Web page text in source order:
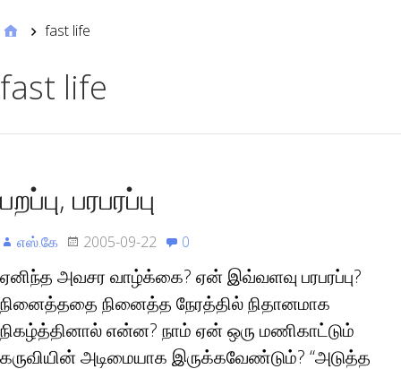
fast life
fast life
பறப்பு, பரபரப்பு
எஸ்.கே 2005-09-22 0
ஏனிந்த அவசர வாழ்க்கை? ஏன் இவ்வளவு பரபரப்பு?
நினைத்ததை நினைத்த நேரத்தில் நிதானமாக
நிகழ்த்தினால் என்ன? நாம் ஏன் ஒரு மணிகாட்டும்
கருவியின் அடிமையாக இருக்கவேண்டும்? “அடுத்த